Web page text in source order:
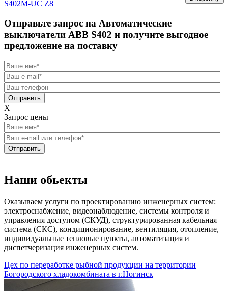
S402M-UC Z8
Отправьте запрос на Автоматические
выключатели ABB S402 и получите выгодное
предложение на поставку
Отправить
X
Запрос цены
Отправить
Наши обьекты
Оказываем услуги по проектированию инженерных систем:
электроснабжение, видеонаблюдение, системы контроля и
управления доступом (СКУД), структурированная кабельная
система (СКС), кондиционирование, вентиляция, отопление,
индивидуальные тепловые пункты, автоматизация и
диспетчеризация инженерных систем.
Цех по переработке рыбной продукции на территории
Богородского хладокомбината в г.Ногинск